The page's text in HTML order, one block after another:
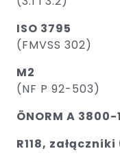
ISO 3795
(FMVSS 302)
M2
(NF P 92-503)
ÖNORM A 3800-
R118, załączniki